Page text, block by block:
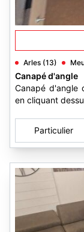
Arles (13)
Canapé d'angle
Canapé d'angle
en cliquant
Particulier